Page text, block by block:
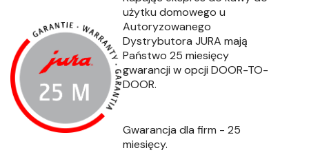
użytku domowego u
Autoryzowanego
Dystrybutora JURA mają
Państwo 25 miesięcy
gwarancji w opcji DOOR-TO-
DOOR.
Gwarancja dla firm - 25
miesięcy.